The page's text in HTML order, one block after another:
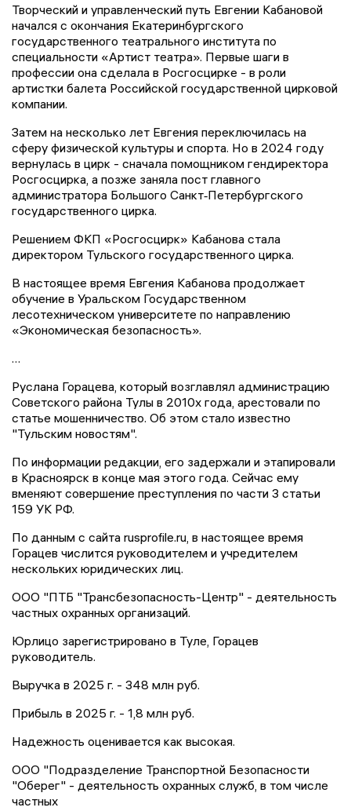
Творческий и управленческий путь Евгении Кабановой
начался с окончания Екатеринбургского
государственного театрального института по
специальности «Артист театра». Первые шаги в
профессии она сделала в Росгосцирке - в роли
артистки балета Российской государственной цирковой
компании.
Затем на несколько лет Евгения переключилась на
сферу физической культуры и спорта. Но в 2024 году
вернулась в цирк - сначала помощником гендиректора
Росгосцирка, а позже заняла пост главного
администратора Большого Санкт‑Петербургского
государственного цирка.
Решением ФКП «Росгосцирк» Кабанова стала
директором Тульского государственного цирка.
В настоящее время Евгения Кабанова продолжает
обучение в Уральском Государственном
лесотехническом университете по направлению
«Экономическая безопасность».
…
Руслана Горацева, который возглавлял администрацию
Советского района Тулы в 2010х года, арестовали по
статье мошенничество. Об этом стало известно
"Тульским новостям".
По информации редакции, его задержали и этапировали
в Красноярск в конце мая этого года. Сейчас ему
вменяют совершение преступления по части 3 статьи
159 УК РФ.
По данным с сайта rusprofile.ru, в настоящее время
Горацев числится руководителем и учредителем
нескольких юридических лиц.
ООО "ПТБ "Трансбезопасность-Центр" - деятельность
частных охранных организаций.
Юрлицо зарегистрировано в Туле, Горацев
руководитель.
Выручка в 2025 г. - 348 млн руб.
Прибыль в 2025 г. - 1,8 млн руб.
Надежность оценивается как высокая.
ООО "Подразделение Транспортной Безопасности
"Оберег" - деятельность охранных служб, в том числе
частных